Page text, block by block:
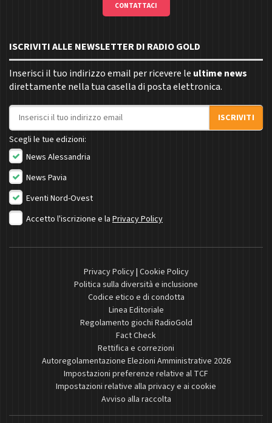
CONTATTACI
ISCRIVITI ALLE NEWSLETTER DI RADIO GOLD
Inserisci il tuo indirizzo email per ricevere le ultime news
direttamente nella tua casella di posta elettronica.
Indirizzo email
ISCRIVITI
Scegli le tue edizioni:
News Alessandria
News Pavia
Eventi Nord-Ovest
Accetto l'iscrizione e la Privacy Policy
Privacy Policy| Cookie Policy
Politica sulla diversità e inclusione
Codice etico e di condotta
Linea Editoriale
Regolamento giochi RadioGold
Fact Check
Rettifica e correzioni
Autoregolamentazione Elezioni Amministrative 2026
Impostazioni preferenze relative al TCF
Impostazioni relative alla privacy e ai cookie
Avviso alla raccolta